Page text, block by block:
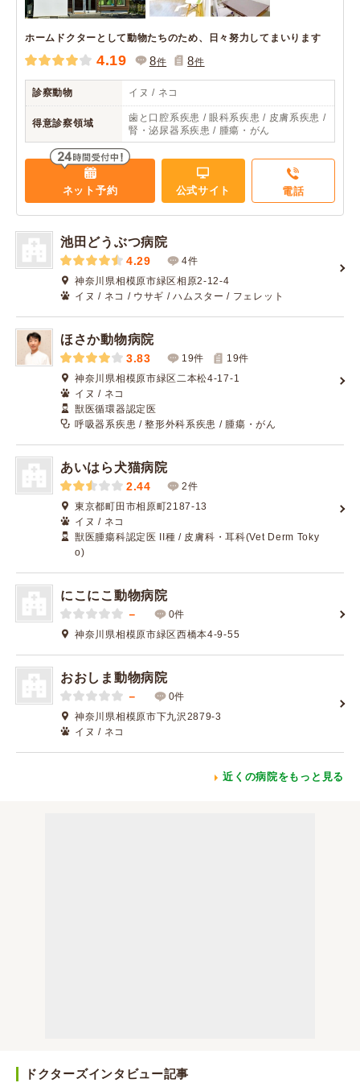
ホームドクターとして動物たちのため、日々努力してまいります
4.19 8件 8件
診察動物 イヌ / ネコ
得意診察領域
歯と口腔系疾患 / 眼科系疾患 / 皮膚系疾患 /
腎・泌尿器系疾患 / 腫瘍・がん
ネット予約 公式サイト 電話
池田どうぶつ病院
4.29
4件
神奈川県相模原市緑区相原2-12-4
イヌ / ネコ / ウサギ / ハムスター / フェレット
ほさか動物病院
3.83 19件 19件
神奈川県相模原市緑区二本松4-17-1
イヌ / ネコ
獣医循環器認定医
呼吸器系疾患 / 整形外科系疾患 / 腫瘍・がん
あいはら犬猫病院
2.44
2件
東京都町田市相原町2187-13
イヌ / ネコ
獣医腫瘍科認定医 II種 / 皮膚科・耳科(Vet Derm Toky
o)
にこにこ動物病院
－
0件
神奈川県相模原市緑区西橋本4-9-55
おおしま動物病院
－
0件
神奈川県相模原市下九沢2879-3
イヌ / ネコ
近くの病院をもっと見る
ドクターズインタビュー記事